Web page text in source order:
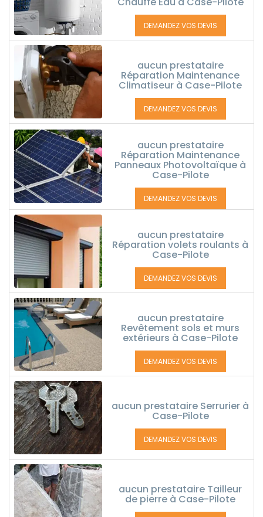
DEMANDEZ VOS DEVIS
aucun prestataire
Réparation Maintenance
Climatiseur à Case-Pilote
DEMANDEZ VOS DEVIS
aucun prestataire
Réparation Maintenance
Panneaux Photovoltaïque à
Case-Pilote
DEMANDEZ VOS DEVIS
aucun prestataire
Réparation volets roulants à
Case-Pilote
DEMANDEZ VOS DEVIS
aucun prestataire
Revêtement sols et murs
extérieurs à Case-Pilote
DEMANDEZ VOS DEVIS
aucun prestataire Serrurier à
Case-Pilote
DEMANDEZ VOS DEVIS
aucun prestataire Tailleur
de pierre à Case-Pilote